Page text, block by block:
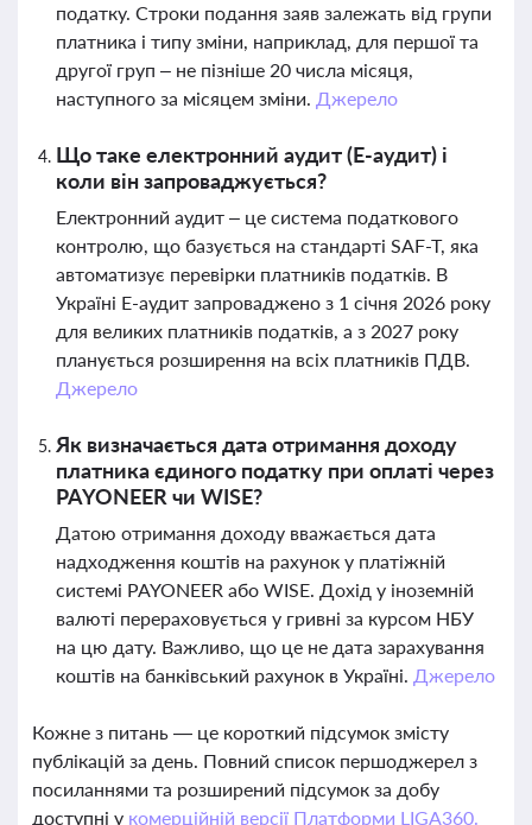
податку. Строки подання заяв залежать від групи
платника і типу зміни, наприклад, для першої та
другої груп – не пізніше 20 числа місяця,
наступного за місяцем зміни. Джерело
Що таке електронний аудит (Е-аудит) і
коли він запроваджується?
Електронний аудит – це система податкового
контролю, що базується на стандарті SAF-T, яка
автоматизує перевірки платників податків. В
Україні Е-аудит запроваджено з 1 січня 2026 року
для великих платників податків, а з 2027 року
планується розширення на всіх платників ПДВ.
Джерело
Як визначається дата отримання доходу
платника єдиного податку при оплаті через
PAYONEER чи WISE?
Датою отримання доходу вважається дата
надходження коштів на рахунок у платіжній
системі PAYONEER або WISE. Дохід у іноземній
валюті перераховується у гривні за курсом НБУ
на цю дату. Важливо, що це не дата зарахування
коштів на банківський рахунок в Україні. Джерело
Кожне з питань — це короткий підсумок змісту
публікацій за день. Повний список першоджерел з
посиланнями та розширений підсумок за добу
доступні у комерційній версії Платформи LIGA360.